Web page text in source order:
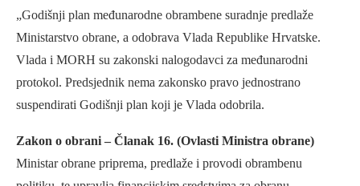
„Godišnji plan međunarodne obrambene suradnje predlaže
Ministarstvo obrane, a odobrava Vlada Republike Hrvatske.
Vlada i MORH su zakonski nalogodavci za međunarodni
protokol. Predsjednik nema zakonsko pravo jednostrano
suspendirati Godišnji plan koji je Vlada odobrila.
Zakon o obrani – Članak 16. (Ovlasti Ministra obrane)
Ministar obrane priprema, predlaže i provodi obrambenu